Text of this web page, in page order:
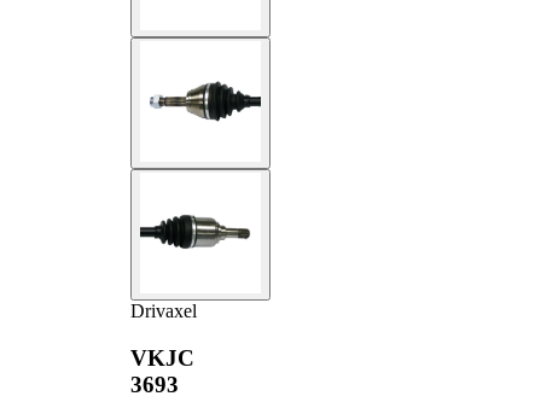
Drivaxel
VKJC
3693